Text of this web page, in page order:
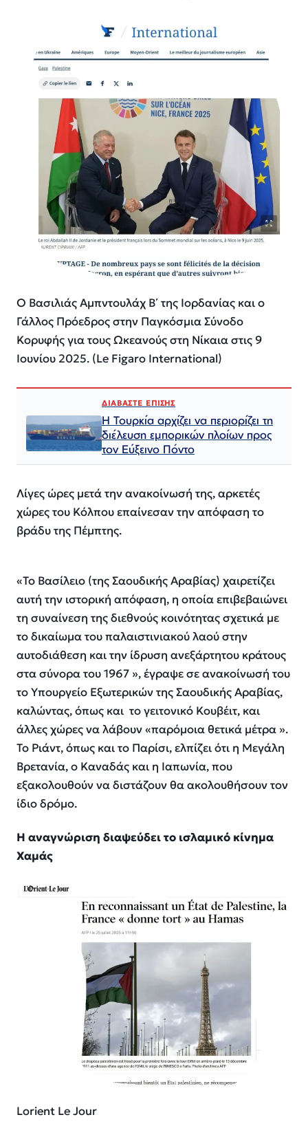
Ο Βασιλιάς Αμπντουλάχ Β΄ της Ιορδανίας και ο
Γάλλος Πρόεδρος στην Παγκόσμια Σύνοδο
Κορυφής για τους Ωκεανούς στη Νίκαια στις 9
Ιουνίου 2025. (Le Figaro International)
ΔΙΑΒΑΣΤΕ ΕΠΙΣΗΣ
Η Τουρκία αρχίζει να περιορίζει τη
διέλευση εμπορικών πλοίων προς
τον Εύξεινο Πόντο
Λίγες ώρες μετά την ανακοίνωσή της, αρκετές
χώρες του Κόλπου επαίνεσαν την απόφαση το
βράδυ της Πέμπτης.
«Το Βασίλειο (της Σαουδικής Αραβίας) χαιρετίζει
αυτή την ιστορική απόφαση, η οποία επιβεβαιώνει
τη συναίνεση της διεθνούς κοινότητας σχετικά με
το δικαίωμα του παλαιστινιακού λαού στην
αυτοδιάθεση και την ίδρυση ανεξάρτητου κράτους
στα σύνορα του 1967 », έγραψε σε ανακοίνωσή του
το Υπουργείο Εξωτερικών της Σαουδικής Αραβίας,
καλώντας, όπως και το γειτονικό Κουβέιτ, και
άλλες χώρες να λάβουν«παρόμοια θετικά μέτρα ».
Το Ριάντ, όπως και το Παρίσι, ελπίζει ότι η Μεγάλη
Βρετανία, ο Καναδάς και η Ιαπωνία, που
εξακολουθούν να διστάζουν θα ακολουθήσουν τον
ίδιο δρόμο.
Η αναγνώριση διαψεύδει το ισλαμικό κίνημα
Χαμάς
Lorient Le Jour